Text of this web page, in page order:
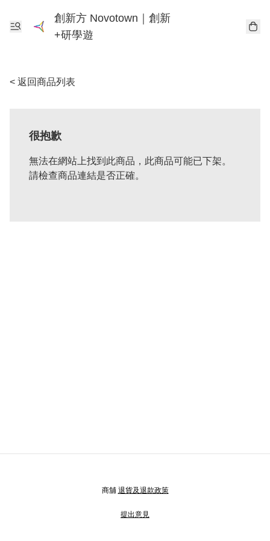
創新方 Novotown｜創新
+研學遊
< 返回商品列表
很抱歉
無法在網站上找到此商品，此商品可能已下架。
請檢查商品連結是否正確。
商舖 退貨及退款政策
提出意見